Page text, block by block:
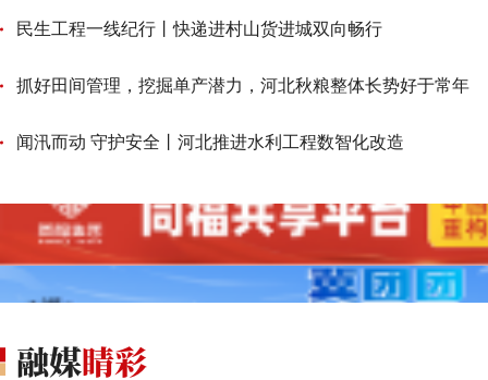
民生工程一线纪行丨快递进村山货进城双向畅行
抓好田间管理，挖掘单产潜力，河北秋粮整体长势好于常年
闻汛而动 守护安全丨河北推进水利工程数智化改造